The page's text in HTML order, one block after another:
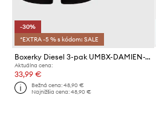
-30%
*EXTRA -5 % s kódom: SALE
Boxerky Diesel 3-pak UMBX-DAMIEN-THREE pak BOXERS
Aktuálna cena:
33,99 €
Bežná cena:48,90 €
Najnižšia cena:48,90 €